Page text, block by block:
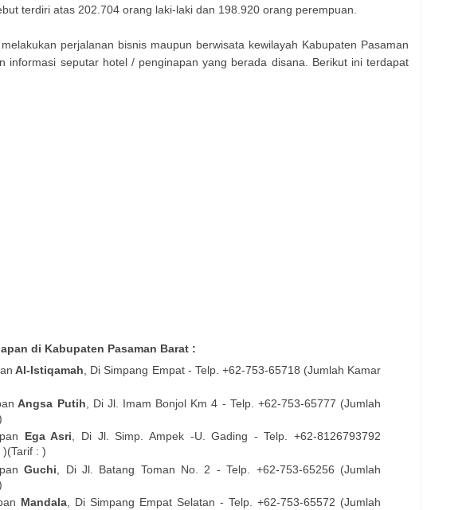
terdiri atas 202.704 orang laki-laki dan 198.920 orang perempuan.
perjalanan bisnis maupun berwisata kewilayah Kabupaten Pasaman
informasi seputar hotel / penginapan yang berada disana. Berikut ini terdapat
di Kabupaten Pasaman Barat :
Al-Istiqamah , Di Simpang Empat- Telp. +62-753-65718 (Jumlah Kamar
Angsa Putih , Di Jl. Imam Bonjol Km 4 - Telp. +62-753-65777 (Jumlah
Ega Asri , Di Jl. Simp. Ampek -U. Gading - Telp. +62-8126793792
: )
Guchi , Di Jl. Batang Toman No. 2 - Telp. +62-753-65256 (Jumlah
Mandala , Di Simpang Empat Selatan - Telp. +62-753-65572 (Jumlah